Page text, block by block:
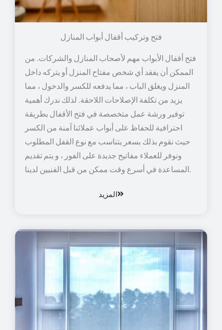
فتح وتركيب أقفال أبواب المنازل
فتح أقفال الأبواب مهم لأصحاب المنازل والشركات. من
الممكن أن يفقد أي شخص مفتاح المنزل أو يتركه داخل
المنزل ويغلق الباب ، مما يدفعه للكسر والدخول ، مما
يزيد من تكلفة الإصلاحات اللاحقة. لذلك ندرك أهمية
توفير ورشة عمل متخصصة في فتح الأقفال بطريقة
احترافية للحفاظ على أبواب عملائنا آمنة من الكسر
حيث نقوم بذلك بسعر يتناسب مع نوع القفل المطلوب
ونوفر للعملاء مفاتيح جديدة على الفور ، و يتم تقديم
المساعدة في أسرع وقت ممكن من قبل الفنيين لدينا.
المزيد